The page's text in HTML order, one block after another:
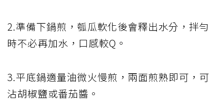
2.準備下鍋煎，瓠瓜軟化後會釋出水分，拌勻
時不必再加水，口感較Q。
3.平底鍋適量油微火慢煎，兩面煎熟即可，可
沾胡椒鹽或番茄醬。